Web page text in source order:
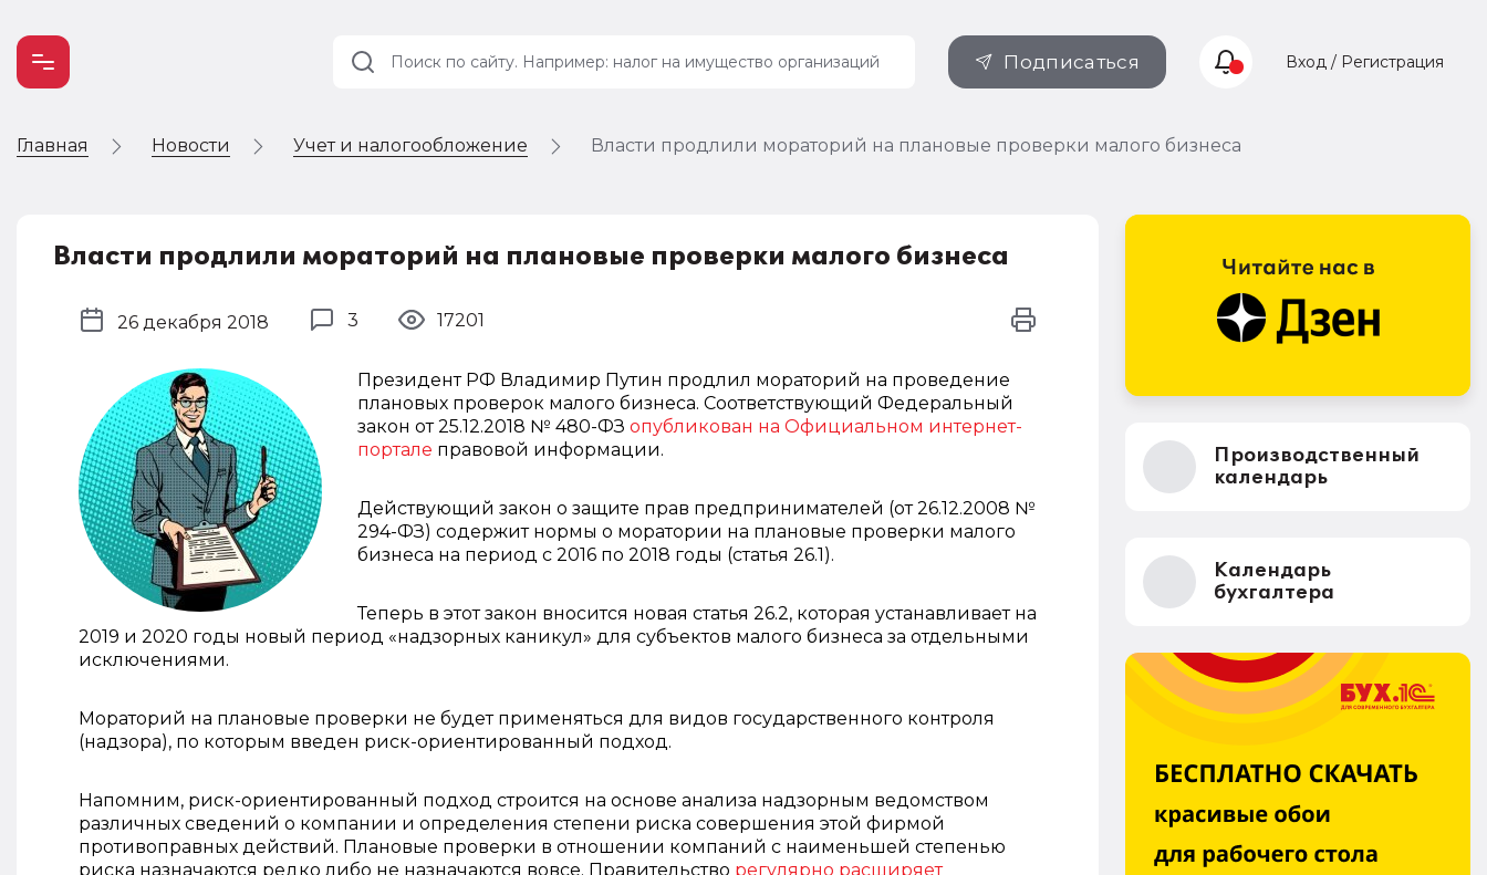
Подписаться Вход / Регистрация
Главная Новости Учет и налогообложение Власти продлили мораторий на плановые проверки малого бизнеса
Власти продлили мораторий на плановые проверки малого бизнеса
26 декабря 2018 3 17201
Президент РФ Владимир Путин продлил мораторий на проведение
плановых проверок малого бизнеса. Соответствующий Федеральный
закон от 25.12.2018 № 480-ФЗ опубликован на Официальном интернет-
портале правовой информации.
Действующий закон о защите прав предпринимателей (от 26.12.2008 №
294-ФЗ) содержит нормы о моратории на плановые проверки малого
бизнеса на период с 2016 по 2018 годы (статья 26.1).
Теперь в этот закон вносится новая статья 26.2, которая устанавливает на
2019 и 2020 годы новый период «надзорных каникул» для субъектов малого бизнеса за отдельными
исключениями.
Мораторий на плановые проверки не будет применяться для видов государственного контроля
(надзора), по которым введен риск-ориентированный подход.
Напомним, риск-ориентированный подход строится на основе анализа надзорным ведомством
различных сведений о компании и определения степени риска совершения этой фирмой
противоправных действий. Плановые проверки в отношении компаний с наименьшей степенью
риска назначаются редко либо не назначаются вовсе. Правительство регулярно расширяет
Производственный
календарь
Календарь
бухгалтера
Учет и